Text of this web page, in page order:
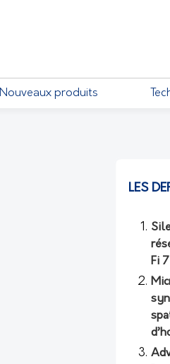
Nouveaux produits
LES
Fi